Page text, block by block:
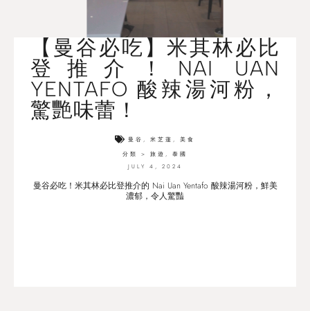
【曼谷必吃】米其林必比
登推介！NAI UAN
YENTAFO 酸辣湯河粉，
驚艷味蕾！
曼谷 , 米芝蓮 , 美食
分類 >
旅遊 , 泰國
JULY 4, 2024
曼谷必吃！米其林必比登推介的 Nai Uan Yentafo 酸辣湯河粉，鮮美
濃郁，令人驚豔